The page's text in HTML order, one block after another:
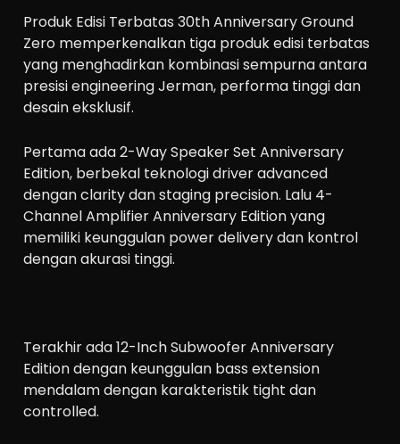
Produk Edisi Terbatas 30th Anniversary Ground
Zero memperkenalkan tiga produk edisi terbatas
yang menghadirkan kombinasi sempurna antara
presisi engineering Jerman, performa tinggi dan
desain eksklusif.
Pertama ada 2-Way Speaker Set Anniversary
Edition, berbekal teknologi driver advanced
dengan clarity dan staging precision. Lalu 4-
Channel Amplifier Anniversary Edition yang
memiliki keunggulan power delivery dan kontrol
dengan akurasi tinggi.
Terakhir ada 12-Inch Subwoofer Anniversary
Edition dengan keunggulan bass extension
mendalam dengan karakteristik tight dan
controlled.